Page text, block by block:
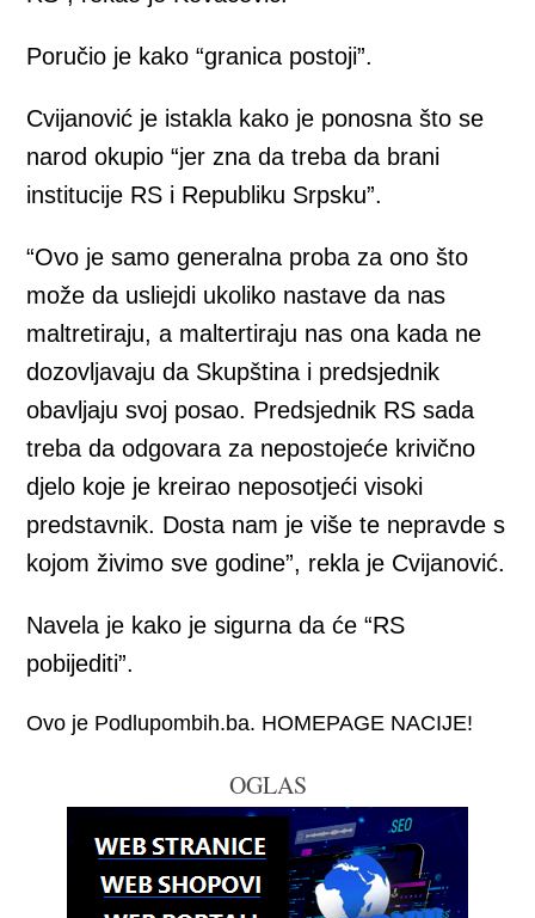
Poručio je kako “granica postoji”.
Cvijanović je istakla kako je ponosna što se
narod okupio “jer zna da treba da brani
institucije RS i Republiku Srpsku”.
“Ovo je samo generalna proba za ono što
može da usliejdi ukoliko nastave da nas
maltretiraju, a maltertiraju nas ona kada ne
dozovljavaju da Skupština i predsjednik
obavljaju svoj posao. Predsjednik RS sada
treba da odgovara za nepostojeće krivično
djelo koje je kreirao neposotjeći visoki
predstavnik. Dosta nam je više te nepravde s
kojom živimo sve godine”, rekla je Cvijanović.
Navela je kako je sigurna da će “RS
pobijediti”.
Ovo je Podlupombih.ba. HOMEPAGE NACIJE!
OGLAS